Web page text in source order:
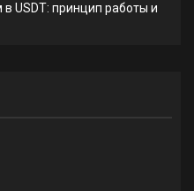
USDT: принцип работы и